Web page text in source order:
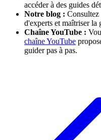
accéder à des guides
Notre blog : Consultez
d'experts et maîtriser la
Chaîne YouTube :
chaîne YouTube
guider pas à pas.